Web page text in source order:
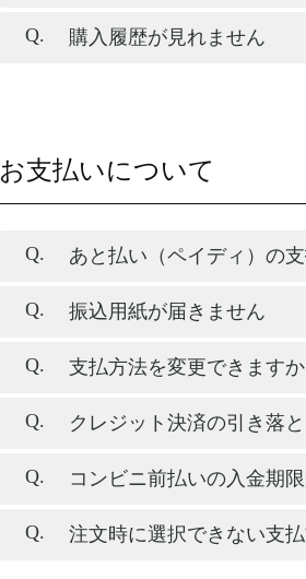
購入履歴が見れません
お支払いについて
あと払い（ペイディ）の
振込用紙が届きません
支払方法を変更できますか
クレジット決済の引き落
コンビニ前払いの入金期
注文時に選択できない支